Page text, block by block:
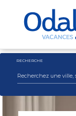
RECHERCHE